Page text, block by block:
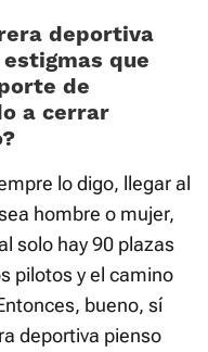
deportiva
que
de
a cerrar
lo digo, llegar al
hombre o mujer,
solo hay 90 plazas
pilotos y el camino
bueno, sí
deportiva pienso